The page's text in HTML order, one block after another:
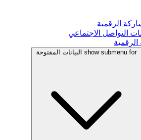
الرقمية
التواصل الاجتماعي
الرقمية
show submenu for البيانات المفتوحة